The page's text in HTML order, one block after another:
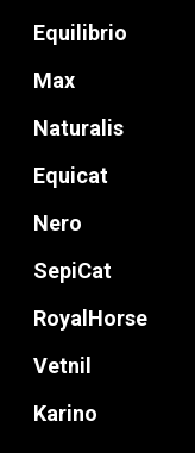
Equilibrio
Max
Naturalis
Equicat
Nero
SepiCat
RoyalHorse
Vetnil
Karino